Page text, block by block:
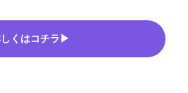
くはコチラ▶